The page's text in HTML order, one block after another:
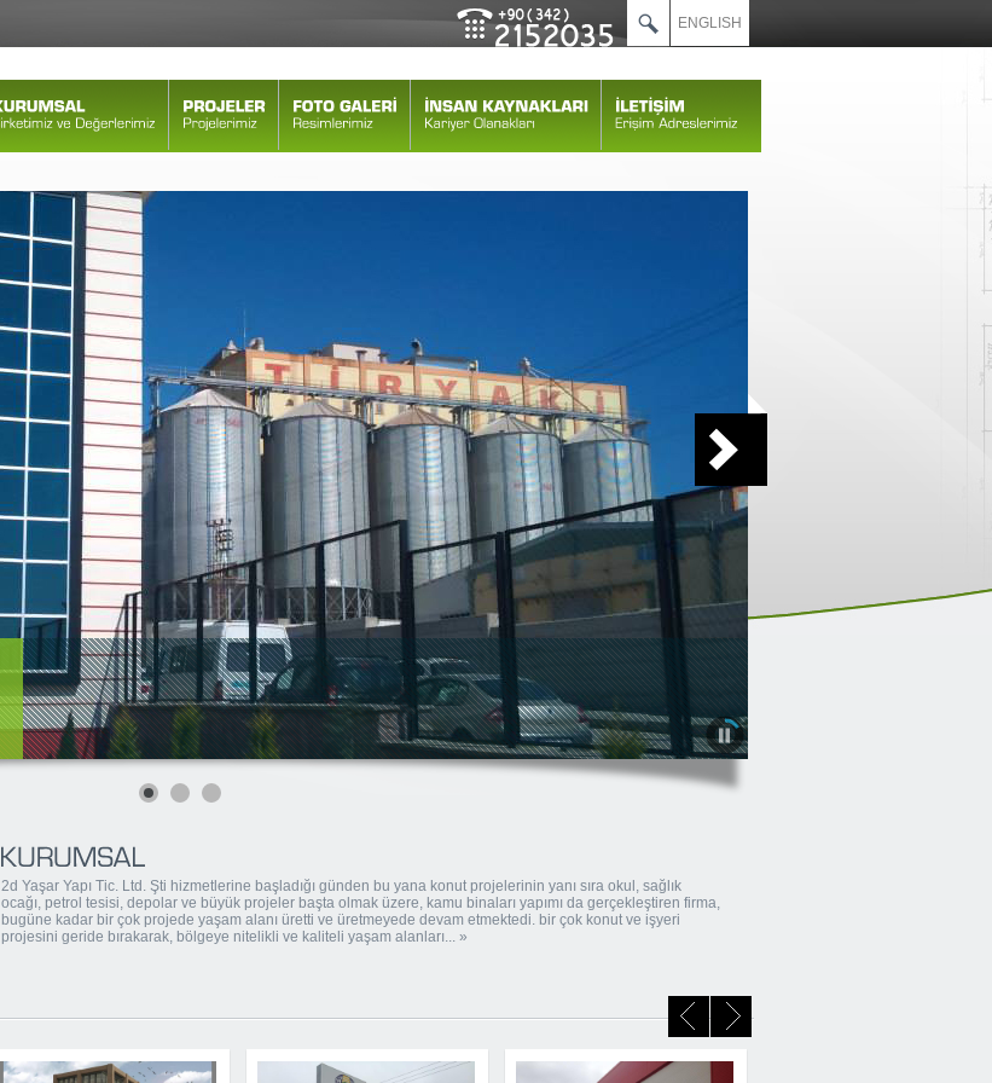
ENGLISH
2d Yaşar Yapı Tic. Ltd. Şti hizmetlerine başladığı günden bu yana konut projelerinin yanı sıra okul, sağlık
ocağı, petrol tesisi, depolar ve büyük projeler başta olmak üzere, kamu binaları yapımı da gerçekleştiren firma,
bugüne kadar bir çok projede yaşam alanı üretti ve üretmeyede devam etmektedi. bir çok konut ve işyeri
projesini geride bırakarak, bölgeye nitelikli ve kaliteli yaşam alanları... »